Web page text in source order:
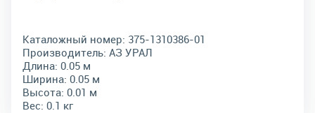
Каталожный номер: 375-1310386-01
Производитель: АЗ УРАЛ
Длина: 0.05 м
Ширина: 0.05 м
Высота: 0.01 м
Вес: 0.1 кг